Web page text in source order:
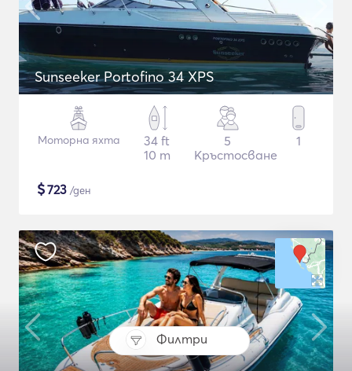
Филтри
Sunseeker Portofino 34 XPS
Моторна яхта
34 ft
10 m
5
Кръстосване
1
$723 /ден